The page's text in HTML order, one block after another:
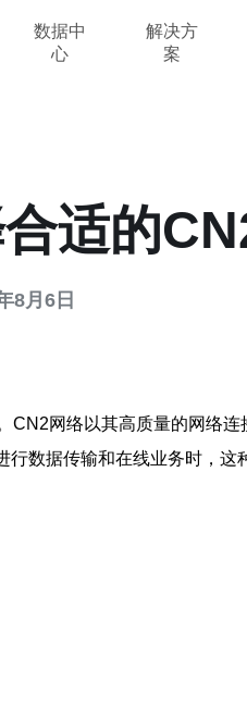
数据中
心
解决方
案
适的
8月6日
网络以其高质量的网络
数据传输和在线业务时，这